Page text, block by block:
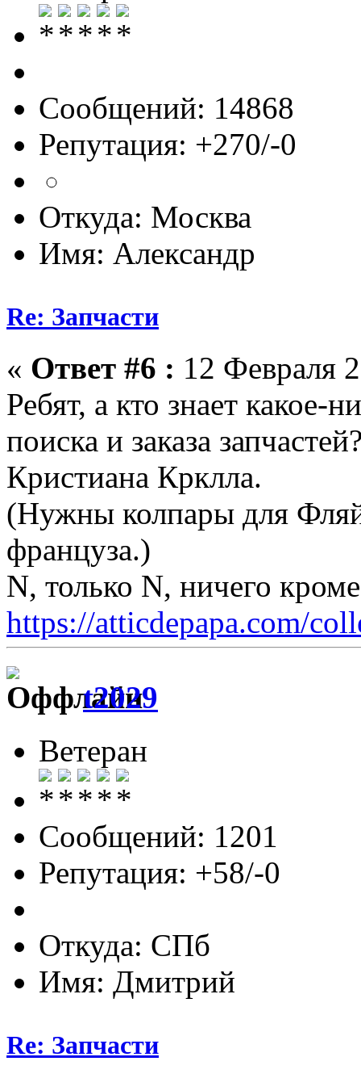
Сообщений: 14868
Репутация: +270/-0
Откуда: Москва
Имя: Александр
Re: Запчасти
« Ответ #6 : 12 Февраля
Ребят, а кто знает какое-
поиска и заказа
Кристиана Крклла.
(Нужны колпары для
француза.)
N, только N, ничего
https://atticdepapa.com/
t2029
Ветеран
Сообщений: 1201
Репутация: +58/-0
Откуда: СПб
Имя: Дмитрий
Re: Запчасти